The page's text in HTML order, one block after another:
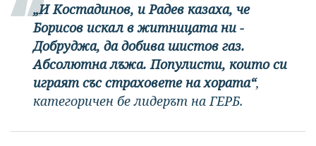
„И Костадинов, и Радев казаха, че
Борисов искал в житницата ни -
Добруджа, да добива шистов газ.
Абсолютна лъжа. Популисти, които си
играят със страховете на хората“,
категоричен бе лидерът на ГЕРБ.